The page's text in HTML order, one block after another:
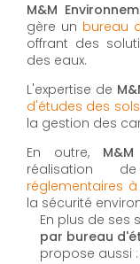
M&M
gère un bureau
offrant des
des eaux.
L'expertise de
d'études des
la gestion des
En outre,
réalisation
réglementaires à
la sécurité
En plus de ses
par bureau
propose aussi :